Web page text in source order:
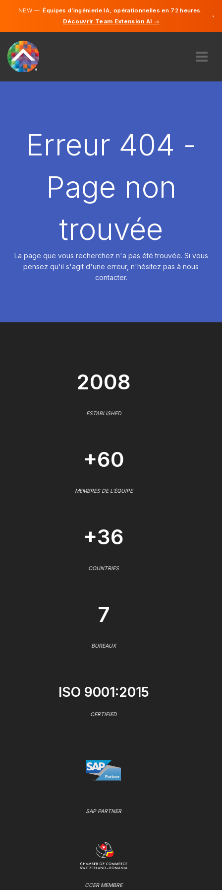
NEW —Équipes d’ingénierie IA, opérationnelles en 72 heures.
Découvrir Team Extension AI →
×
DÉMARRER
Erreur 404 -
Page non
trouvée
La page que vous recherchez n'a pas été trouvée. Si vous
pensez qu'il s'agit d'une erreur, n'hésitez pas à nous
contacter.
2008
ESTABLISHED
+60
MEMBRES DE L'ÉQUIPE
+36
COUNTRIES
7
BUREAUX
ISO 9001:2015
CERTIFIED
SAP PARTNER
CCER MEMBRE